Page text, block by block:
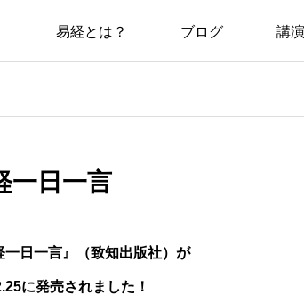
易経とは？ ブログ 講
一日一言
一日一言』（致知出版社）が
に発売されました！